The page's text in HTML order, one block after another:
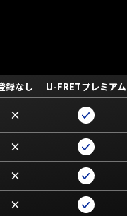
録なし U-FRETプレミアム
×
×
×
×